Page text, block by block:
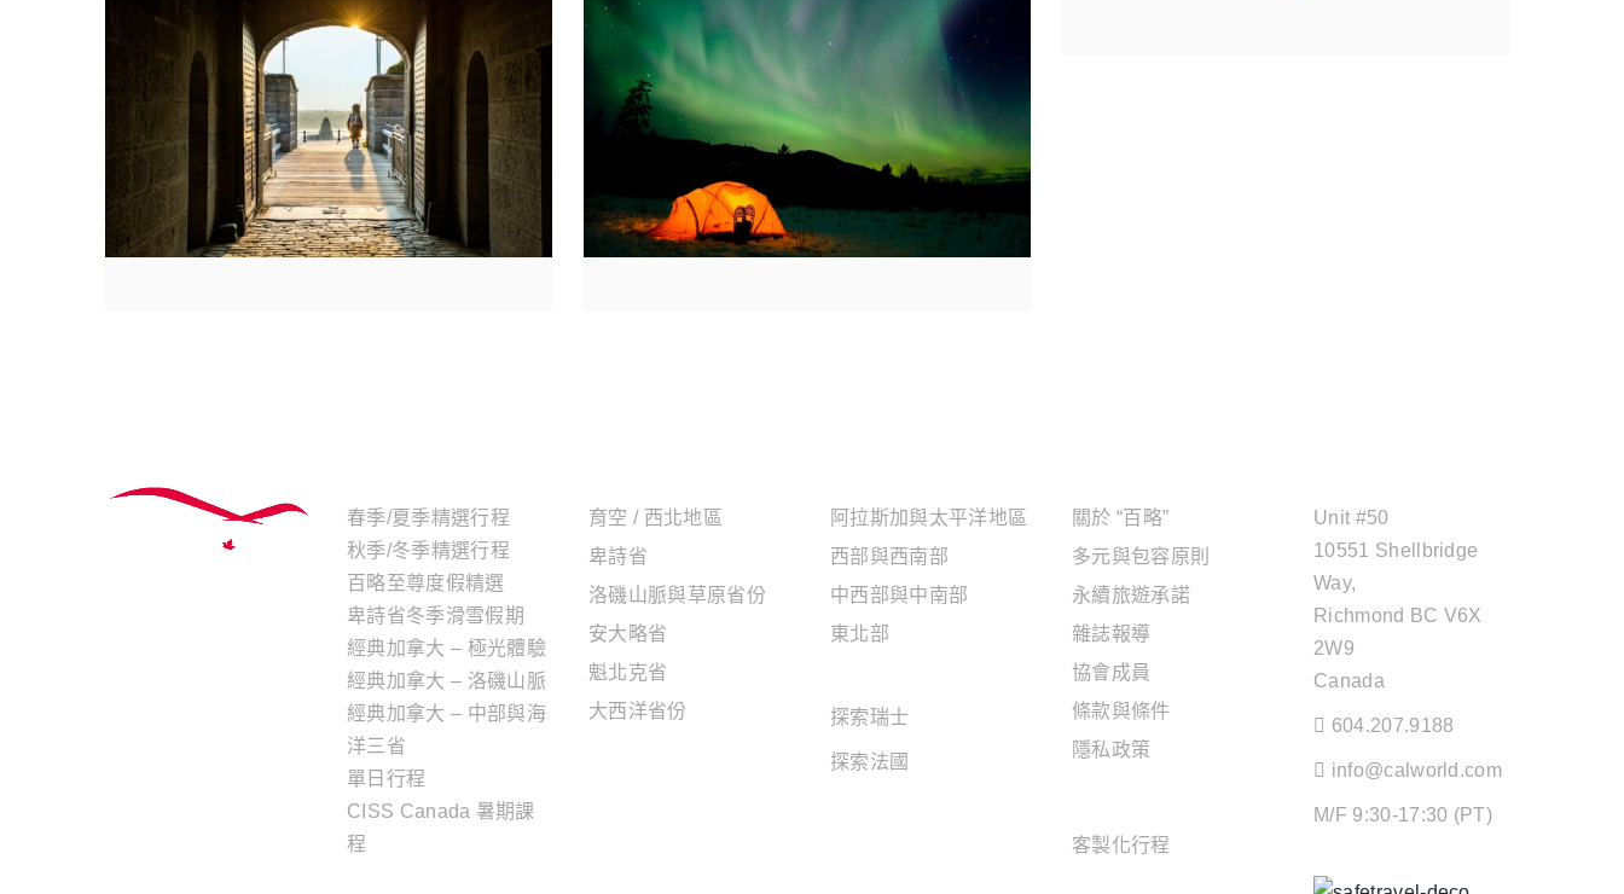
春季/夏季精選行程
秋季/冬季精選行程
百略至尊度假精選
卑詩省冬季滑雪假期
經典加拿大 – 極光體驗
經典加拿大 – 洛磯山脈
經典加拿大 – 中部與海
洋三省
單日行程
CISS Canada 暑期課
程
育空 / 西北地區
卑詩省
洛磯山脈與草原省份
安大略省
魁北克省
大西洋省份
阿拉斯加與太平洋地區
西部與西南部
中西部與中南部
東北部
探索瑞士
探索法國
關於 “百略”
多元與包容原則
永續旅遊承諾
雜誌報導
協會成員
條款與條件
隱私政策
客製化行程
Unit #50
10551 Shellbridge
Way,
Richmond BC V6X
2W9
Canada
604.207.9188
info@calworld.com
M/F 9:30-17:30 (PT)